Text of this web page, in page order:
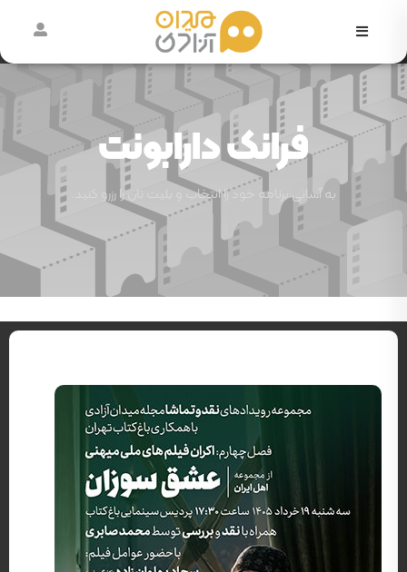
حال
اکران
آرشیو
فرانک دارابونت
به آسانی برنامه خود را انتخاب و بلیت تان را رزرو کنید.